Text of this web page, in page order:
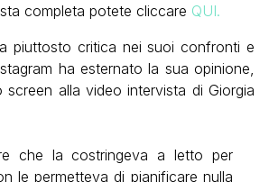
completa potete cliccare QUI.
piuttosto critica nei suoi confronti e
ha esternato la sua opinione,
alla video intervista di Giorgia
che la costringeva a letto per
le permetteva di pianificare nulla